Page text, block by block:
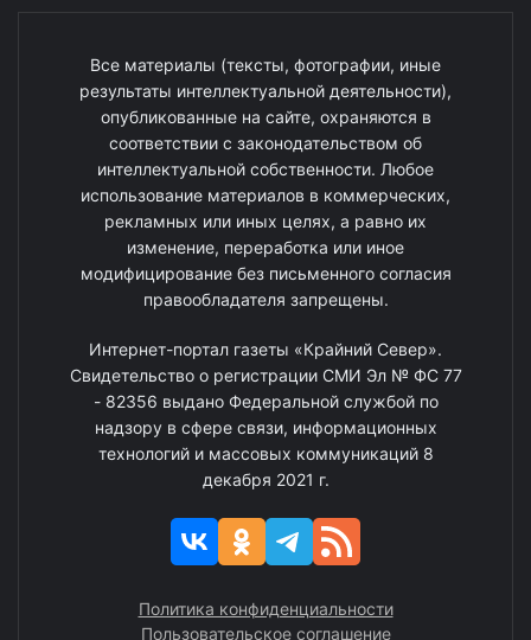
Все материалы (тексты, фотографии, иные
результаты интеллектуальной деятельности),
опубликованные на сайте, охраняются в
соответствии с законодательством об
интеллектуальной собственности. Любое
использование материалов в коммерческих,
рекламных или иных целях, а равно их
изменение, переработка или иное
модифицирование без письменного согласия
правообладателя запрещены.
Интернет-портал газеты «Крайний Север».
Свидетельство о регистрации СМИ Эл № ФС 77
- 82356 выдано Федеральной службой по
надзору в сфере связи, информационных
технологий и массовых коммуникаций 8
декабря 2021 г.
Политика конфиденциальности
Пользовательское соглашение